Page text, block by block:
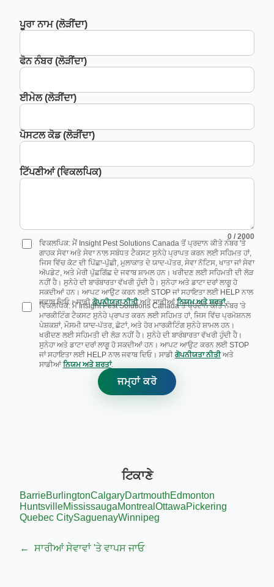
ਪੂਰਾ ਨਾਮ (ਲੋੜੀਂਦਾ)
ਫੋਨ ਨੰਬਰ (ਲੋੜੀਂਦਾ)
ਈਮੇਲ (ਲੋੜੀਂਦਾ)
ਪੋਸਟਲ ਕੋਡ (ਲੋੜੀਂਦਾ)
ਟਿੱਪਣੀਆਂ (ਵਿਕਲਪਿਕ)
0 / 2000
ਵਿਕਲਪਿਕ: ਮੈਂ Insight Pest Solutions Canada ਤੋਂ ਪ੍ਰਦਾਨ ਕੀਤੇ ਨੰਬਰ 'ਤੇ
ਗਾਹਕ ਸੇਵਾ ਅਤੇ ਸੇਵਾ ਨਾਲ ਸਬੰਧਤ ਟੈਕਸਟ ਸੁਨੇਹੇ ਪ੍ਰਾਪਤ ਕਰਨ ਲਈ ਸਹਿਮਤ ਹਾਂ,
ਜਿਸ ਵਿੱਚ ਕੋਟ ਦੀ ਪਿੱਛਾ-ਪੁੱਛੀ, ਮੁਲਾਕਾਤ ਦੇ ਯਾਦ-ਪੱਤਰ, ਸੇਵਾ ਨੋਟਿਸ, ਖਾਤਾ ਜਾਂ ਸੇਵਾ
ਅੱਪਡੇਟ, ਅਤੇ ਮੇਰੀ ਪੁੱਛਗਿੱਛ ਦੇ ਜਵਾਬ ਸ਼ਾਮਲ ਹਨ। ਖਰੀਦਣ ਲਈ ਸਹਿਮਤੀ ਦੀ ਲੋੜ
ਨਹੀਂ ਹੈ। ਸੁਨੇਹੇ ਦੀ ਬਾਰੰਬਾਰਤਾ ਵੱਖਰੀ ਹੁੰਦੀ ਹੈ। ਸੁਨੇਹਾ ਅਤੇ ਡਾਟਾ ਦਰਾਂ ਲਾਗੂ ਹੋ
ਸਕਦੀਆਂ ਹਨ। ਆਪਟ ਆਉਟ ਕਰਨ ਲਈ STOP ਜਾਂ ਸਹਾਇਤਾ ਲਈ HELP ਨਾਲ
ਜਵਾਬ ਦਿਓ। ਸਾਡੀ ਗੋਪਨੀਯਤਾ ਨੀਤੀ ਅਤੇ ਸਾਡੀਆਂ ਨਿਯਮ ਅਤੇ ਸ਼ਰਤਾਂ.
ਵਿਕਲਪਿਕ: ਮੈਂ Insight Pest Solutions Canada ਤੋਂ ਪ੍ਰਦਾਨ ਕੀਤੇ ਨੰਬਰ 'ਤੇ
ਮਾਰਕੀਟਿੰਗ ਟੈਕਸਟ ਸੁਨੇਹੇ ਪ੍ਰਾਪਤ ਕਰਨ ਲਈ ਸਹਿਮਤ ਹਾਂ, ਜਿਸ ਵਿੱਚ ਪ੍ਰਮੋਸ਼ਨਲ
ਪੇਸ਼ਕਸ਼ਾਂ, ਮੌਸਮੀ ਯਾਦ-ਪੱਤਰ, ਛੋਟਾਂ, ਅਤੇ ਹੋਰ ਮਾਰਕੀਟਿੰਗ ਸੁਨੇਹੇ ਸ਼ਾਮਲ ਹਨ।
ਖਰੀਦਣ ਲਈ ਸਹਿਮਤੀ ਦੀ ਲੋੜ ਨਹੀਂ ਹੈ। ਸੁਨੇਹੇ ਦੀ ਬਾਰੰਬਾਰਤਾ ਵੱਖਰੀ ਹੁੰਦੀ ਹੈ।
ਸੁਨੇਹਾ ਅਤੇ ਡਾਟਾ ਦਰਾਂ ਲਾਗੂ ਹੋ ਸਕਦੀਆਂ ਹਨ। ਆਪਟ ਆਉਟ ਕਰਨ ਲਈ STOP
ਜਾਂ ਸਹਾਇਤਾ ਲਈ HELP ਨਾਲ ਜਵਾਬ ਦਿਓ। ਸਾਡੀ ਗੋਪਨੀਯਤਾ ਨੀਤੀ ਅਤੇ
ਸਾਡੀਆਂ ਨਿਯਮ ਅਤੇ ਸ਼ਰਤਾਂ.
ਜਮ੍ਹਾਂ ਕਰੋ
ਟਿਕਾਣੇ
BarrieBurlingtonCalgaryDartmouthEdmonton
HuntsvilleMississaugaMontreal OttawaPickering
Quebec CitySaguenayWinnipeg
← ਸਾਰੀਆਂ ਸੇਵਾਵਾਂ 'ਤੇ ਵਾਪਸ ਜਾਓ